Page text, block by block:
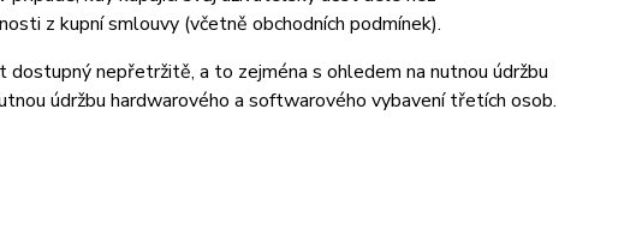
z kupní smlouvy (včetně obchodních podmínek).
nepřetržitě, a to zejména s ohledem na nutnou údržbu
údržbu hardwarového a softwarového vybavení třetích osob.